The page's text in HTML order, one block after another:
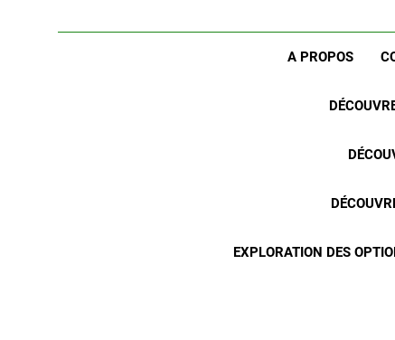
A PROPOS
EXPLORATION DES